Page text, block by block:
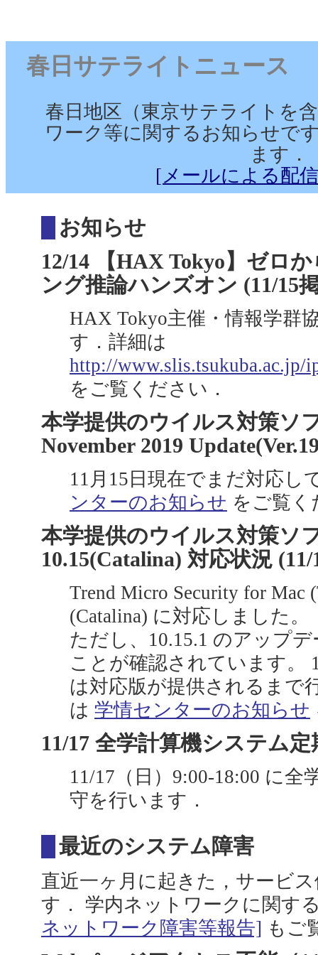
春日サテライトニュース
春日地区（東京サテライトを
ワーク等に関するお知らせで
ます．
[メールによる配
お知らせ
12/14 【HAX Tokyo】ゼロ
ング推論ハンズオン (11/15
HAX Tokyo主催・情報学群
す．詳細は
http://www.slis.tsukuba.ac.jp/
をご覧ください．
本学提供のウイルス対策ソ
November 2019
11月15日現在でまだ対応し
ンターのお知らせ をご覧く
本学提供のウイルス対策ソ
10.15(Catalina) 対応状況
Trend Micro Security for Mac
(Catalina) に対応しました。
ただし、10.15.1 のアップ
ことが確認されています。
は対応版が提供されるまで
は 学情センターのお知らせ
11/17 全学計算機システム
11/17（日）9:00-18:00 に
守を行います．
最近のシステム障害
直近一ヶ月に起きた，サービ
す． 学内ネットワークに関す
ネットワーク障害等報告] もご